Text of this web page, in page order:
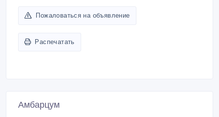
Пожаловаться на объявление
Распечатать
Амбарцум